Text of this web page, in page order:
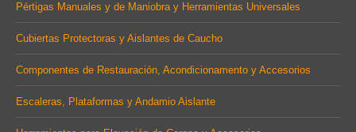
windowwindowwindow
Pértigas Manuales y de Maniobra y Herramientas Universales
Cubiertas Protectoras y Aislantes de Caucho
Componentes de Restauración, Acondicionamento y Accesorios
Escaleras, Plataformas y Andamio Aislante